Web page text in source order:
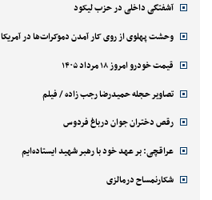
آشفتگی داخلی در حزب لیکود
وحشت پهلوی از روی کار آمدن دموکرات‌ها در آمریکا
قیمت خودرو امروز ۱۸ مرداد ۱۴۰۵
تصاویر حجله حمیدرضا رجب زاده / فیلم
رقص دختران جوان درباغ فردوس
عراقچی: بر عهد خود با رهبر شهید ایستاده‌ایم
شکارنمساح درمالزی